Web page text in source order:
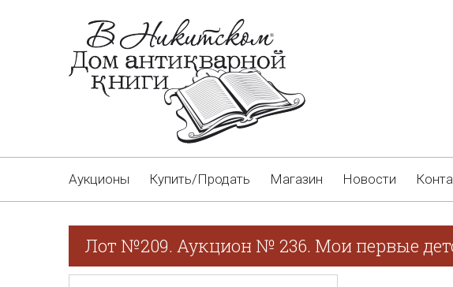
Аукционы Купить/Продать Магазин Новости
Лот №209. Аукцион № 236. Мои первые